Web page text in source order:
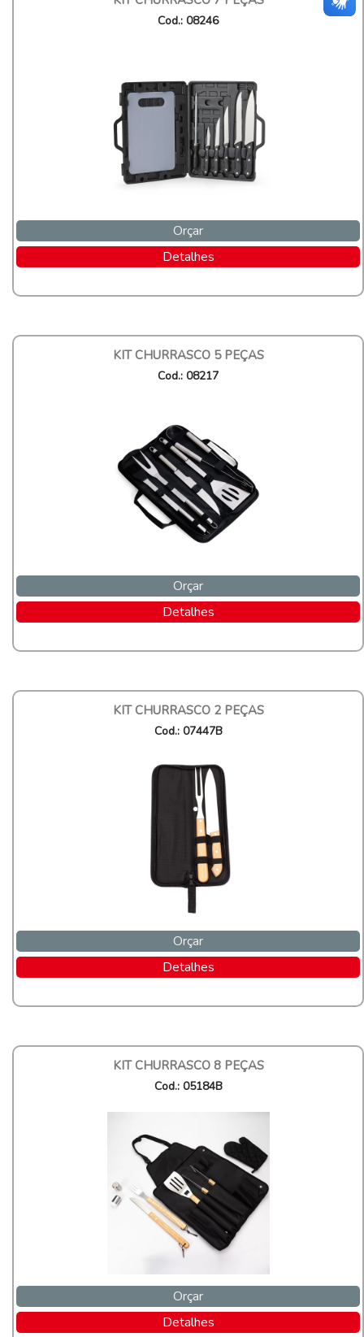
Cod.: 08246
Orçar
Detalhes
KIT CHURRASCO 5 PEÇAS
Cod.: 08217
Orçar
Detalhes
KIT CHURRASCO 2 PEÇAS
Cod.: 07447B
Orçar
Detalhes
KIT CHURRASCO 8 PEÇAS
Cod.: 05184B
Orçar
Detalhes